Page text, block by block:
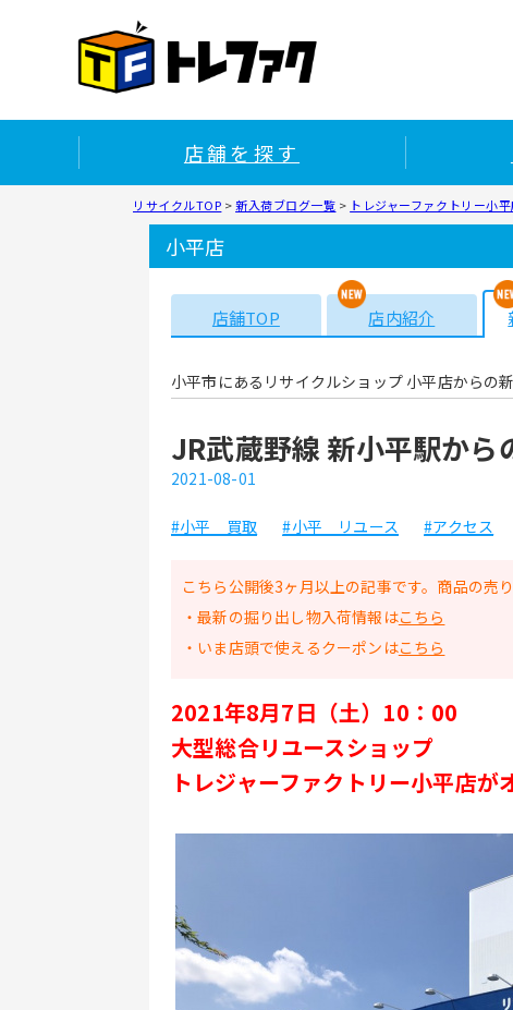
店舗を探す
リサイクルTOP >新入荷ブログ一覧 > トレジャーファクトリー小
小平店
店舗TOP 店内紹介
小平市にあるリサイクルショップ 小平店からの
JR武蔵野線 新小平駅から
2021-08-01
#小平 買取 #小平 リユース #アクセス
こちら公開後3ヶ月以上の記事です。商品の売
・最新の掘り出し物入荷情報はこちら
・いま店頭で使えるクーポンはこちら
2021年8月7日（土）10：00
大型総合リユースショップ
トレジャーファクトリー小平店が